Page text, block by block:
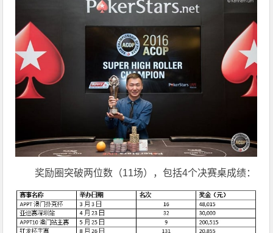
奖励圈突破两位数（11场），包括4个决赛桌成绩：